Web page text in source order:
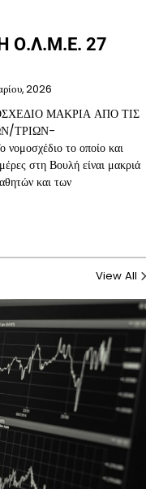
Ο.Λ.Μ.Ε. 27
2026
ΜΑΚΡΙΑ ΑΠΟ ΤΙΣ
ΤΡΙΩΝ-
το οποίο και
στη Βουλή είναι μακριά
και των
View All